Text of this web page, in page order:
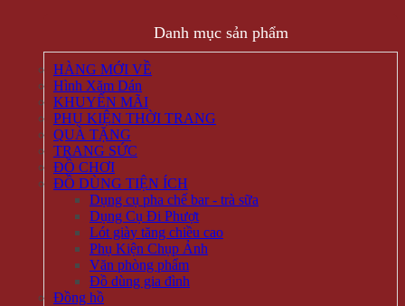
Danh mục sản phẩm
HÀNG MỚI VỀ
Hình Xăm Dán
KHUYẾN MÃI
PHỤ KIỆN THỜI TRANG
QUÀ TẶNG
TRANG SỨC
ĐỒ CHƠI
ĐỒ DÙNG TIỆN ÍCH
Dụng cụ pha chế bar - trà sữa
Dụng Cụ Đi Phượt
Lót giày tăng chiều cao
Phụ Kiện Chụp Ảnh
Văn phòng phẩm
Đồ dùng gia đình
Đồng hồ